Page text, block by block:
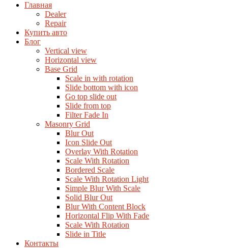
Главная
Dealer
Repair
Купить авто
Блог
Vertical view
Horizontal view
Base Grid
Scale in with rotation
Slide bottom with icon
Go top slide out
Slide from top
Filter Fade In
Masonry Grid
Blur Out
Icon Slide Out
Overlay With Rotation
Scale With Rotation
Bordered Scale
Scale With Rotation Light
Simple Blur With Scale
Solid Blur Out
Blur With Content Block
Horizontal Flip With Fade
Scale With Rotation
Slide in Title
Контакты